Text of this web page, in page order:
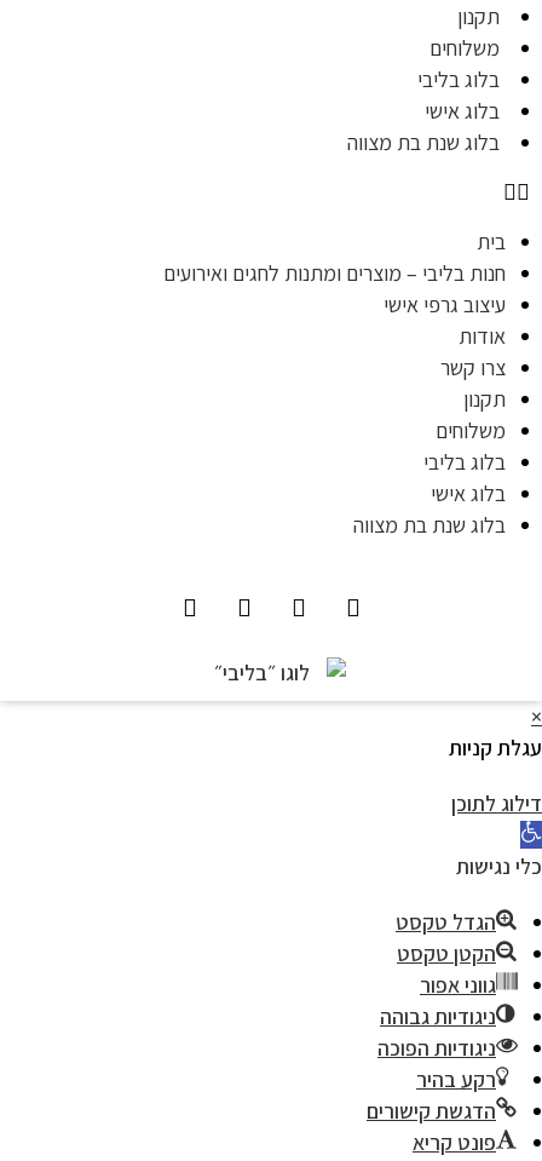
תקנון
משלוחים
בלוג בליבי
בלוג אישי
בלוג שנת בת מצווה
בית
חנות בליבי – מוצרים ומתנות לחגים ואירועים
עיצוב גרפי אישי
אודות
צרו קשר
תקנון
משלוחים
בלוג בליבי
בלוג אישי
בלוג שנת בת מצווה
קניות
לתוכן
נגישות
הגדל טקסט
הקטן טקסט
גווני אפור
ניגודיות גבוהה
ניגודיות הפוכה
רקע בהיר
הדגשת קישורים
פונט קריא